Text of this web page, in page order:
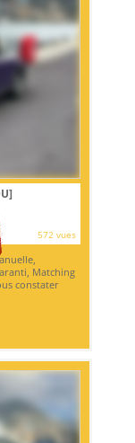
572 vues
Matching
constater